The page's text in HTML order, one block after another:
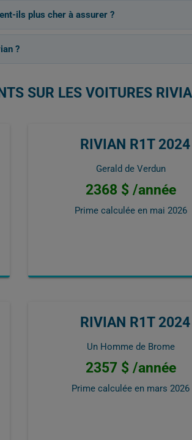
ils plus cher à assurer ?
?
SUR LES VOITURES
RIVIAN R1T 2024
Gerald de Verdun
2368 $ /année
Prime calculée en mai 2026
RIVIAN R1T 2024
Un Homme de Brome
2357 $ /année
Prime calculée en mars 2026